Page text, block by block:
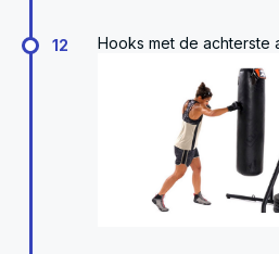
12 Hooks met de achterste